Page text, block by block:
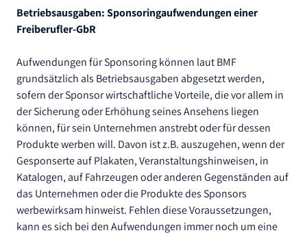
Betriebsausgaben: Sponsoringaufwendungen einer
Freiberufler-GbR
Aufwendungen für Sponsoring können laut BMF
grundsätzlich als Betriebsausgaben abgesetzt werden,
sofern der Sponsor wirtschaftliche Vorteile, die vor allem in
der Sicherung oder Erhöhung seines Ansehens liegen
können, für sein Unternehmen anstrebt oder für dessen
Produkte werben will. Davon ist z.B. auszugehen, wenn der
Gesponserte auf Plakaten, Veranstaltungshinweisen, in
Katalogen, auf Fahrzeugen oder anderen Gegenständen auf
das Unternehmen oder die Produkte des Sponsors
werbewirksam hinweist. Fehlen diese Voraussetzungen,
kann es sich bei den Aufwendungen immer noch um eine